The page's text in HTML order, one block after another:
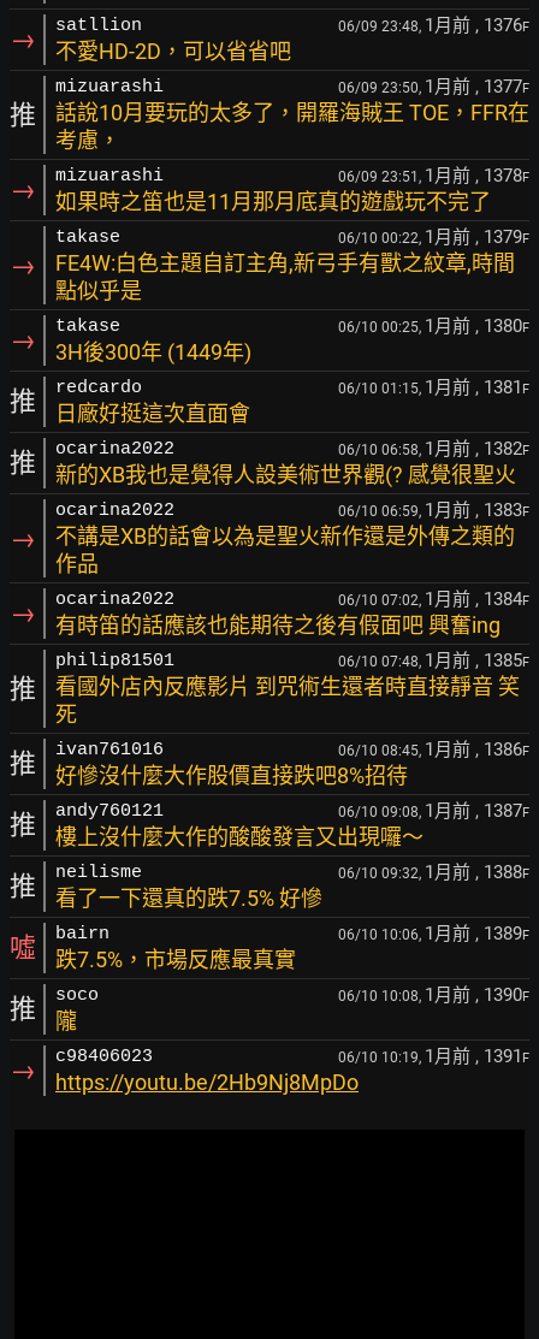
→ satllion 06/09 23:48, 1月前 , 1376F
不愛HD-2D，可以省省吧
推
mizuarashi 06/09 23:50, 1月前 , 1377F
話說10月要玩的太多了，開羅海賊王 TOE，FFR在
考慮，
→ mizuarashi 06/09 23:51, 1月前 , 1378F
如果時之笛也是11月那月底真的遊戲玩不完了
→
takase 06/10 00:22, 1月前 , 1379F
FE4W:白色主題自訂主角,新弓手有獸之紋章,時間
點似乎是
→ takase 06/10 00:25, 1月前 , 1380F
3H後300年 (1449年)
推 redcardo 06/10 01:15, 1月前 , 1381 F
日廠好挺這次直面會
推 ocarina2022 06/10 06:58, 1月前 , 1382F
新的XB我也是覺得人設美術世界觀(? 感覺很聖火
→
ocarina2022 06/10 06:59, 1月前 , 1383F
不講是XB的話會以為是聖火新作還是外傳之類的
作品
→ ocarina2022 06/10 07:02, 1月前 , 1384F
有時笛的話應該也能期待之後有假面吧 興奮ing
推
philip81501 06/10 07:48, 1月前 , 1385F
看國外店內反應影片 到咒術生還者時直接靜音 笑
死
推 ivan761016 06/10 08:45, 1月前 , 1386F
好慘沒什麼大作股價直接跌吧8%招待
推 andy760121 06/10 09:08, 1月前 , 1387F
樓上沒什麼大作的酸酸發言又出現囉～
推 neilisme 06/10 09:32, 1月前 , 1388F
看了一下還真的跌7.5% 好慘
噓 bairn 06/10 10:06, 1月前 , 1389F
跌7.5%，市場反應最真實
推 soco 06/10 10:08, 1月前 , 1390F
隴
→ c98406023 06/10 10:19, 1月前 , 1391 F
https://youtu.be/2Hb9Nj8MpDo